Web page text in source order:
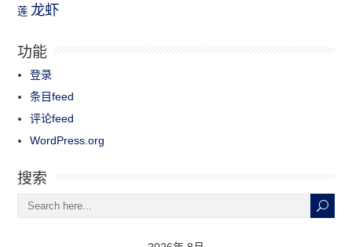
莲 龙虾
功能
登录
条目feed
评论feed
WordPress.org
搜索